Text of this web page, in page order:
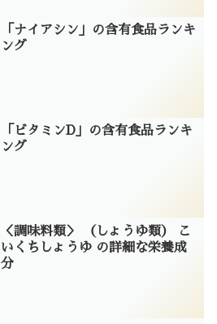
「ナイアシン」の含有食品ランキ
ング
「ビタミンD」の含有食品ランキ
ング
＜調味料類＞ （しょうゆ類） こ
いくちしょうゆ の詳細な栄養成
分